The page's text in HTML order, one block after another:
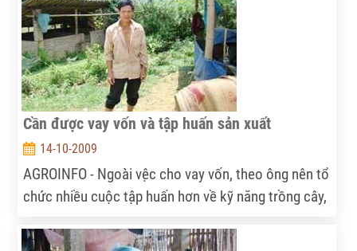
cũng phải chịu, nên nhiều rủi ro quá…”
Cần được vay vốn và tập huấn sản xuất
14-10-2009
AGROINFO - Ngoài vệc cho vay vốn, theo ông nên tổ
chức nhiều cuộc tập huấn hơn về kỹ năng trồng cây,
nuôi nhưng phải với chi phí rẻ thì dân mới làm được.